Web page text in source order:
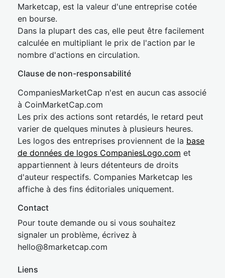
Marketcap, est la valeur d'une entreprise cotée
en bourse.
Dans la plupart des cas, elle peut être facilement
calculée en multipliant le prix de l'action par le
nombre d'actions en circulation.
Clause de non-responsabilité
CompaniesMarketCap n'est en aucun cas associé
à CoinMarketCap.com
Les prix des actions sont retardés, le retard peut
varier de quelques minutes à plusieurs heures.
Les logos des entreprises proviennent de la base
de données de logos CompaniesLogo.com et
appartiennent à leurs détenteurs de droits
d'auteur respectifs. Companies Marketcap les
affiche à des fins éditoriales uniquement.
Contact
Pour toute demande ou si vous souhaitez
signaler un problème, écrivez à
hello@8marketcap.com
Liens